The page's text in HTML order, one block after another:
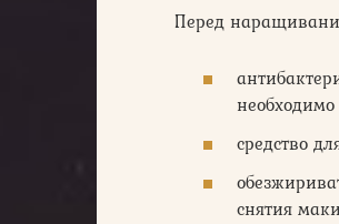
Перед
средство
снятия